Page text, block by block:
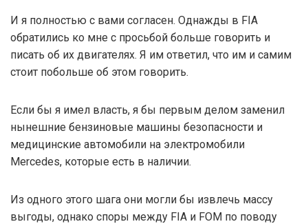
И я полностью с вами согласен. Однажды в FIA
обратились ко мне с просьбой больше говорить и
писать об их двигателях. Я им ответил, что им и самим
стоит побольше об этом говорить.
Если бы я имел власть, я бы первым делом заменил
нынешние бензиновые машины безопасности и
медицинские автомобили на электромобили
Mercedes, которые есть в наличии.
Из одного этого шага они могли бы извлечь массу
выгоды, однако споры между FIA и FOM по поводу